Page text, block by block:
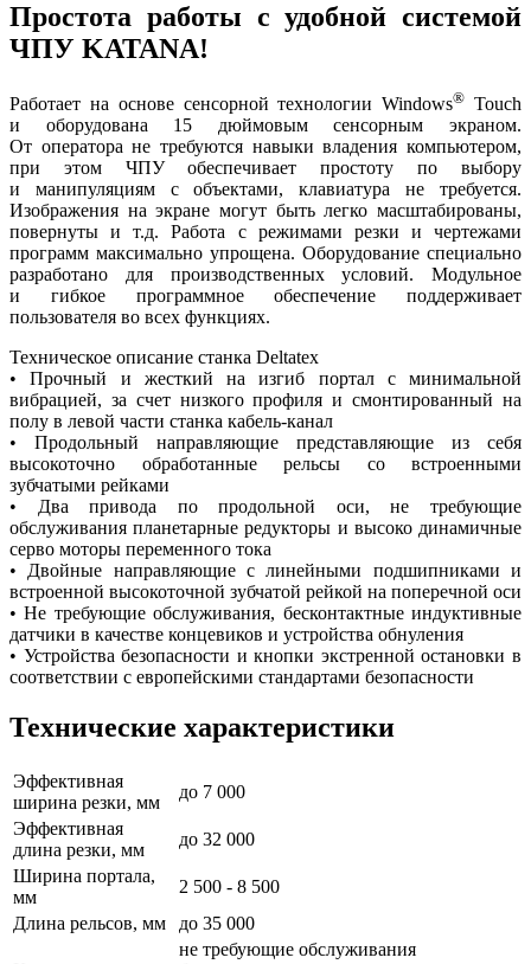
Простота работы с удобной системой
ЧПУ KATANA!
Работает на основе сенсорной технологии Windows® Touch
и оборудована 15 дюймовым сенсорным экраном.
От оператора не требуются навыки владения компьютером,
при этом ЧПУ обеспечивает простоту по выбору
и манипуляциям с объектами, клавиатура не требуется.
Изображения на экране могут быть легко масштабированы,
повернуты и т.д. Работа с режимами резки и чертежами
программ максимально упрощена. Оборудование специально
разработано для производственных условий. Модульное
и гибкое программное обеспечение поддерживает
пользователя во всех функциях.
Техническое описание станка Deltatex
• Прочный и жесткий на изгиб портал с минимальной
вибрацией, за счет низкого профиля и смонтированный на
полу в левой части станка кабель-канал
• Продольный направляющие представляющие из себя
высокоточно обработанные рельсы со встроенными
зубчатыми рейками
• Два привода по продольной оси, не требующие
обслуживания планетарные редукторы и высоко динамичные
серво моторы переменного тока
• Двойные направляющие с линейными подшипниками и
встроенной высокоточной зубчатой рейкой на поперечной оси
• Не требующие обслуживания, бесконтактные индуктивные
датчики в качестве концевиков и устройства обнуления
• Устройства безопасности и кнопки экстренной остановки в
соответствии с европейскими стандартами безопасности
Технические характеристики
Эффективная
ширина резки, мм
до 7 000
Эффективная
длина резки, мм
до 32 000
Ширина портала,
мм
2 500 - 8 500
Длина рельсов, мм
до 35 000
не требующие обслуживания